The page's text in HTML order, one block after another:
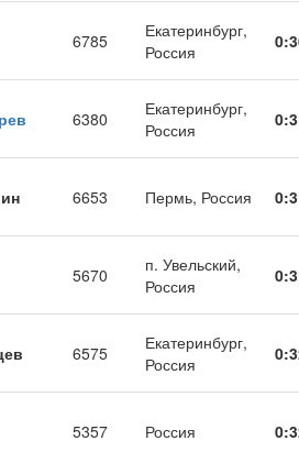
6785
Екатеринбург,
Россия
6380
Екатеринбург,
Россия
6653 Пермь, Россия
5670
п. Увельский,
Россия
6575
Екатеринбург,
Россия
5357 Россия